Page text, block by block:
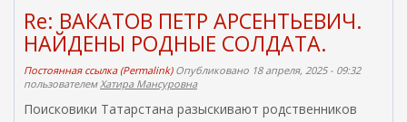
ы
л
с
ы
к
Re: ВАКАТОВ ПЕТР АРСЕНТЬЕВИЧ.
НАЙДЕНЫ РОДНЫЕ СОЛДАТА.
Постоянная ссылка (Permalink)Опубликовано 18 апреля, 2025 - 09:32
пользователемХатира Мансуровна
Поисковики Татарстана разыскивают родственников